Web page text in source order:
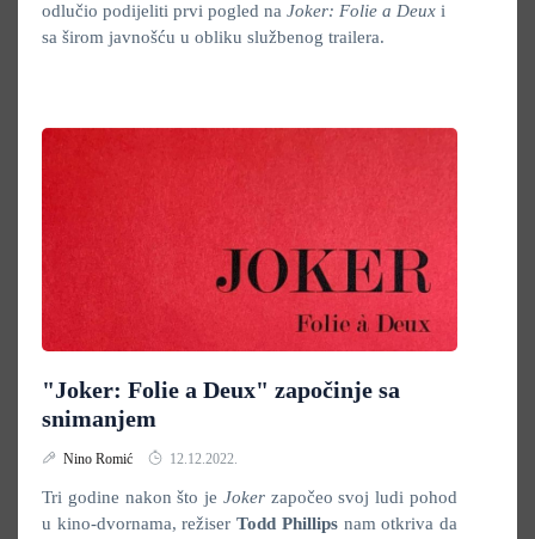
odlučio podijeliti prvi pogled na Joker: Folie a Deux i
sa širom javnošću u obliku službenog trailera.
"Joker: Folie a Deux" započinje sa
snimanjem
Nino Romić 12.12.2022.
Tri godine nakon što je Joker započeo svoj ludi pohod
u kino-dvornama, režiserTodd Phillips nam otkriva da